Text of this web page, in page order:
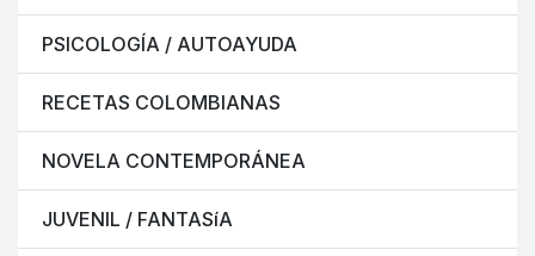
PSICOLOGÍA / AUTOAYUDA
RECETAS COLOMBIANAS
NOVELA CONTEMPORÁNEA
JUVENIL / FANTASíA